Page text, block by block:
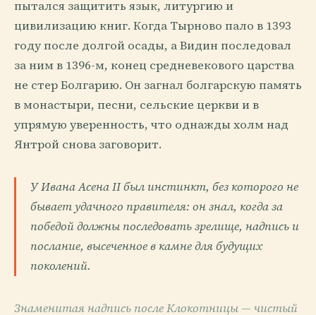
пытался защитить язык, литургию и
цивилизацию книг. Когда Тырново пало в 1393
году после долгой осады, а Видин последовал
за ним в 1396-м, конец средневекового царства
не стер Болгарию. Он загнал болгарскую память
в монастыри, песни, сельские церкви и в
упрямую уверенность, что однажды холм над
Янтрой снова заговорит.
У Ивана Асена II был инстинкт, без которого не
бывает удачного правителя: он знал, когда за
победой должны последовать зрелище, надпись и
послание, высеченное в камне для будущих
поколений.
Знаменитая надпись после Клокотницы — чистый